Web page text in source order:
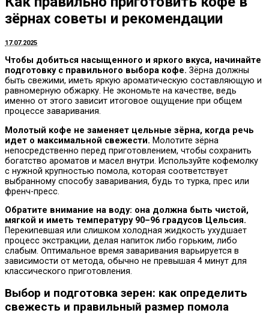
зёрнах советы и рекомендации
17.07.2025
Чтобы добиться насыщенного и яркого вкуса, начинайте
подготовку с правильного выбора кофе. Зёрна должны
быть свежими, иметь яркую ароматическую составляющую и
равномерную обжарку. Не экономьте на качестве, ведь
именно от этого зависит итоговое ощущение при общем
процессе заваривания.
Молотый кофе не заменяет цельные зёрна, когда речь
идет о максимальной свежести. Молотите зёрна
непосредственно перед приготовлением, чтобы сохранить
богатство ароматов и масел внутри. Используйте кофемолку
с нужной крупностью помола, которая соответствует
выбранному способу заваривания, будь то турка, прес или
френч-пресс.
Обратите внимание на воду: она должна быть чистой,
мягкой и иметь температуру 90–96 градусов Цельсия.
Перекипевшая или слишком холодная жидкость ухудшает
процесс экстракции, делая напиток либо горьким, либо
слабым. Оптимальное время заваривания варьируется в
зависимости от метода, обычно не превышая 4 минут для
классического приготовления.
Выбор и подготовка зерен: как определить
свежесть и правильный размер помола